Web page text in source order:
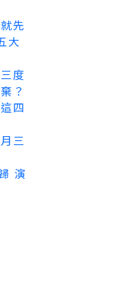
先
大
度
？
四
三
演